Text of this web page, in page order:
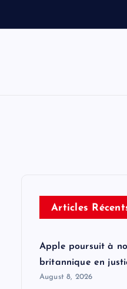
Articles
Apple poursuit à
britannique en
August 8, 2026